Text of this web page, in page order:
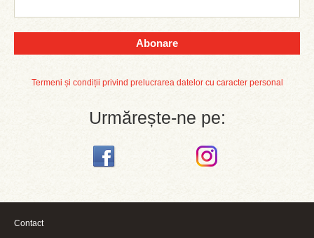
Abonare
Termeni și condiții privind prelucrarea datelor cu caracter personal
Urmărește-ne pe:
Contact